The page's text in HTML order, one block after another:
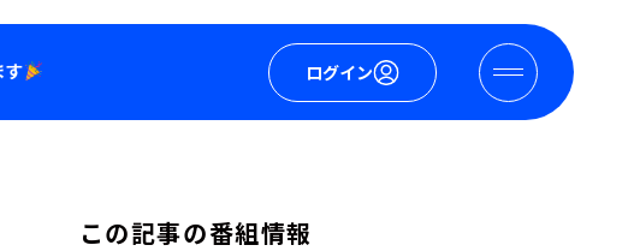
ログイン
この記事の番組情報